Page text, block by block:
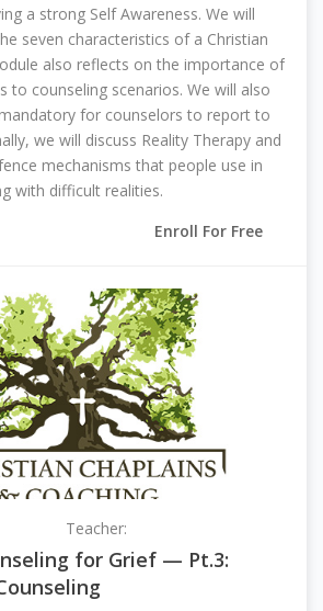
a strong Self Awareness. We will
seven characteristics of a Christian
also reflects on the importance of
to counseling scenarios. We will also
for counselors to report to
we will discuss Reality Therapy and
mechanisms that people use in
with difficult realities.
Enroll For Free
Teacher:
for Grief — Pt.3: